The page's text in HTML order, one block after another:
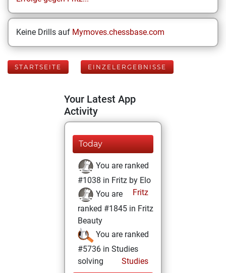
Keine Drills auf Mymoves.chessbase.com
STARTSEITE EINZELERGEBNISSE
Your Latest App
Activity
Today
You are ranked
#1038 in Fritz by Elo
Fritz
You are
ranked #1845 in Fritz
Beauty
You are ranked
#5736 in Studies
solving
Studies